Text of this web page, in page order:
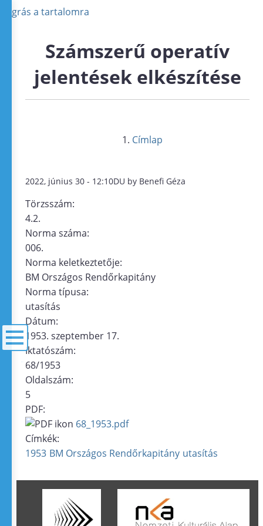
Ugrás a tartalomra
Számszerű operatív
jelentések elkészítése
Címlap
2022, június 30 - 12:10DU by Benefi Géza
Törzsszám:
4.2.
Norma száma:
006.
Norma keletkeztetője:
BM Országos Rendőrkapitány
Norma típusa:
utasítás
Dátum:
1953. szeptember 17.
Iktatószám:
68/1953
Oldalszám:
5
PDF:
68_1953.pdf
Címkék:
1953 BM Országos Rendőrkapitány utasítás